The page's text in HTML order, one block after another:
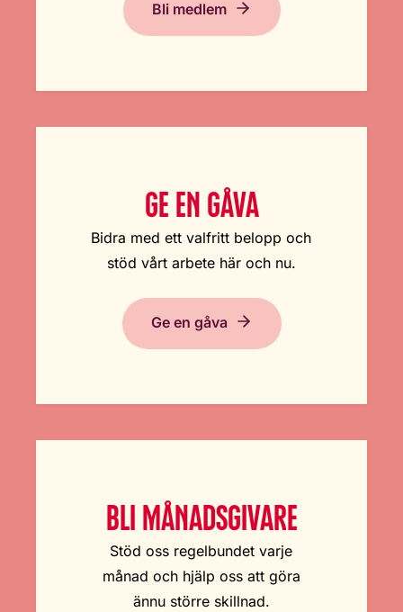
Bli medlem
GE EN GÅVA
Bidra med ett valfritt belopp och
stöd vårt arbete här och nu.
Ge en gåva
BLI MÅNADSGIVARE
Stöd oss regelbundet varje
månad och hjälp oss att göra
ännu större skillnad.